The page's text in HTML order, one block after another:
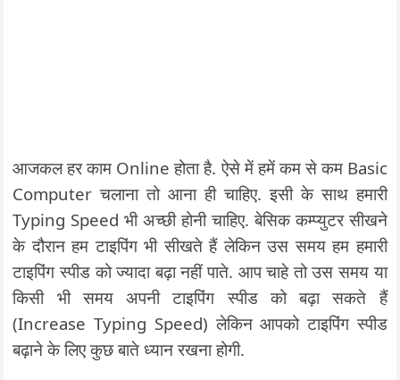
आजकल हर काम Online होता है. ऐसे में हमें कम से कम Basic
Computer चलाना तो आना ही चाहिए. इसी के साथ हमारी
Typing Speed भी अच्छी होनी चाहिए. बेसिक कम्प्युटर सीखने
के दौरान हम टाइपिंग भी सीखते हैं लेकिन उस समय हम हमारी
टाइपिंग स्पीड को ज्यादा बढ़ा नहीं पाते. आप चाहे तो उस समय या
किसी भी समय अपनी टाइपिंग स्पीड को बढ़ा सकते हैं
(Increase Typing Speed) लेकिन आपको टाइपिंग स्पीड
बढ़ाने के लिए कुछ बाते ध्यान रखना होगी.